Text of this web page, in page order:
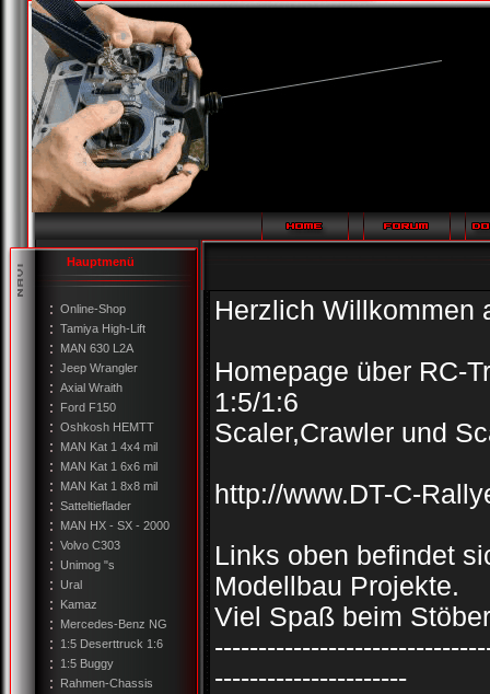
Hauptmenü
Online-Shop
Tamiya High-Lift
MAN 630 L2A
Jeep Wrangler
Axial Wraith
Ford F150
Oshkosh HEMTT
MAN Kat 1 4x4 mil
MAN Kat 1 6x6 mil
MAN Kat 1 8x8 mil
Satteltieflader
MAN HX - SX - 2000
Volvo C303
Unimog "s
Ural
Kamaz
Mercedes-Benz NG
1:5 Deserttruck 1:6
1:5 Buggy
Rahmen-Chassis
Herzlich Willkommen
Homepage über RC-
1:5/1:6
Scaler,Crawler und
http://www.DT-C-
Links oben befindet
Modellbau Projekte.
Viel Spaß beim
----------------------